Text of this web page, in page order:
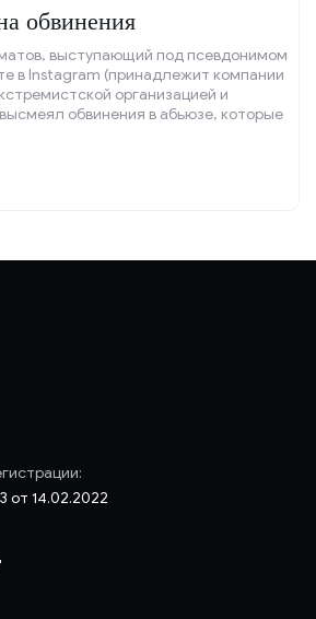
обвинения
выступающий под псевдонимом
в Instagram (принадлежит компании
организацией и
обвинения в абьюзе, которые
14.02.2022